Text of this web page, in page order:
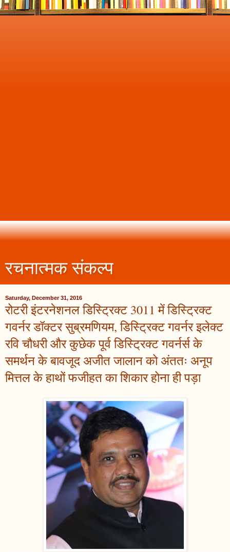
रचनात्मक संकल्प
Saturday, December 31, 2016
रोटरी इंटरनेशनल डिस्ट्रिक्ट 3011 में डिस्ट्रिक्ट
गवर्नर डॉक्टर सुब्रमणियम, डिस्ट्रिक्ट गवर्नर इलेक्ट
रवि चौधरी और कुछेक पूर्व डिस्ट्रिक्ट गवर्नर्स के
समर्थन के बावजूद अजीत जालान को अंततः अनूप
मित्तल के हाथों फजीहत का शिकार होना ही पड़ा